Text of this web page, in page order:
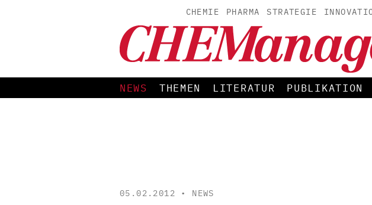
CHEMIE PHARMA STRATEGIE
NEWS THEMEN LITERATUR PUBLIKATION
05.02.2012 • NEWS